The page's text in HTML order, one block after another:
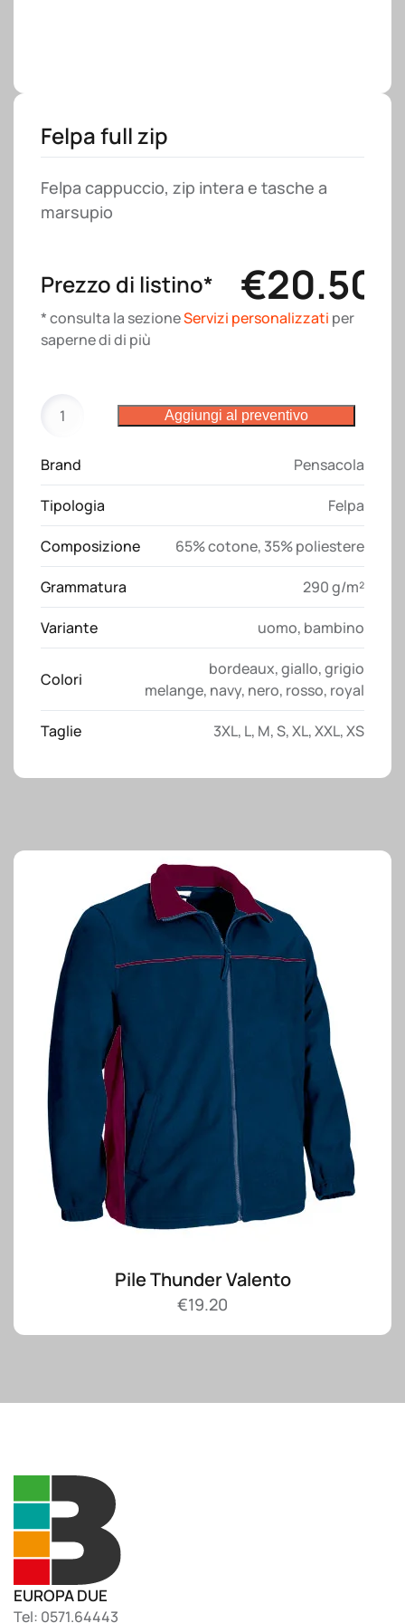
Felpa full zip
Felpa cappuccio, zip intera e tasche a
marsupio
Prezzo di listino* €20.50
* consulta la sezioneServizi personalizzati per
saperne di di più
Ride
quantità
Aggiungi al preventivo
Brand Pensacola
Tipologia Felpa
Composizione 65% cotone, 35% poliestere
Grammatura 290 g/m²
Variante uomo, bambino
Colori
bordeaux,giallo,grigio
melange, navy, nero, rosso, royal
Taglie 3XL, L, M,S,XL,XXL,XS
Pile Thunder Valento
€19.20
EUROPA DUE
Tel: 0571.64443